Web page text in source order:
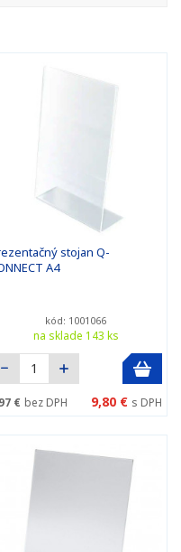
stojan Q-
A4
kód: 1001066
na sklade 143 ks
€ bez DPH 9,80 € s DPH